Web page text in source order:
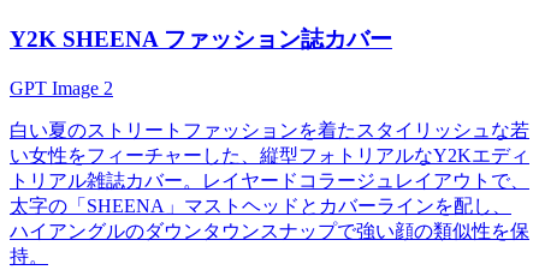
Y2K SHEENA ファッション誌カバー
GPT Image 2
白い夏のストリートファッションを着たスタイリッシュな若
い女性をフィーチャーした、縦型フォトリアルなY2Kエディ
トリアル雑誌カバー。レイヤードコラージュレイアウトで、
太字の「SHEENA」マストヘッドとカバーラインを配し、
ハイアングルのダウンタウンスナップで強い顔の類似性を保
持。